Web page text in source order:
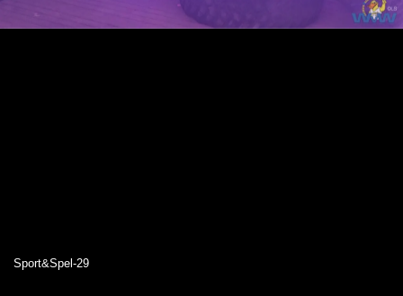
Sport&Spel-29